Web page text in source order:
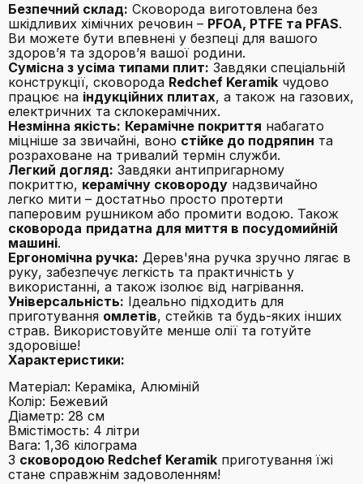
Безпечний склад: Сковорода виготовлена без
шкідливих хімічних речовин – PFOA, PTFE та PFAS.
Ви можете бути впевнені у безпеці для вашого
здоров’я та здоров’я вашої родини.
Сумісна з усіма типами плит: Завдяки спеціальній
конструкції, сковорода Redchef Keramik чудово
працює на індукційних плитах, а також на газових,
електричних та склокерамічних.
Незмінна якість: Керамічне покриття набагато
міцніше за звичайні, воно стійке до подряпин та
розраховане на тривалий термін служби.
Легкий догляд: Завдяки антипригарному
покриттю, керамічну сковороду надзвичайно
легко мити – достатньо просто протерти
паперовим рушником або промити водою. Також
сковорода придатна для миття в посудомийній
машині.
Ергономічна ручка: Дерев'яна ручка зручно лягає в
руку, забезпечує легкість та практичність у
використанні, а також ізолює від нагрівання.
Універсальність: Ідеально підходить для
приготування омлетів, стейків та будь-яких інших
страв. Використовуйте менше олії та готуйте
здоровіше!
Характеристики:
Матеріал: Кераміка, Алюміній
Колір: Бежевий
Діаметр: 28 см
Вмістімость: 4 літри
Вага: 1,36 кілограма
З сковородою Redchef Keramik приготування їжі
стане справжнім задоволенням!